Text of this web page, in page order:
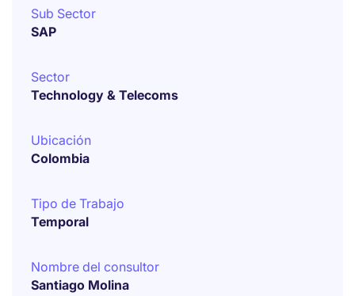
Sub Sector
SAP
Sector
Technology & Telecoms
Ubicación
Colombia
Tipo de Trabajo
Temporal
Nombre del consultor
Santiago Molina